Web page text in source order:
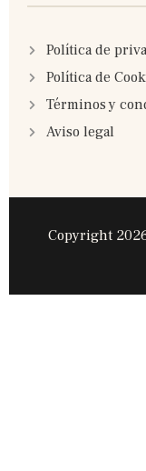
Política de
Política de
Términos y
Aviso legal
Copyright